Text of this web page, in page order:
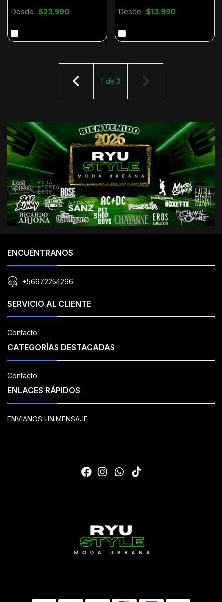
Desde $23.990 Desde $13.990
1 de 3
ENCUÉNTRANOS
+56972254296
SERVICIO AL CLIENTE
Contacto
CATEGORÍAS DESTACADAS
Contacto
ENLACES RÁPIDOS
ENVIANOS UN MENSAJE